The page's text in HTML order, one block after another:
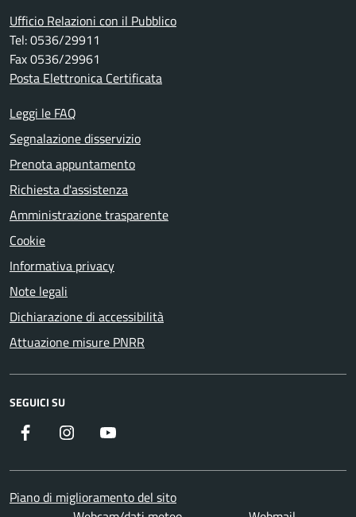
Ufficio Relazioni con il Pubblico
Tel: 0536/29911
Fax 0536/29961
Posta Elettronica Certificata
Leggi le FAQ
Segnalazione disservizio
Prenota appuntamento
Richiesta d'assistenza
Amministrazione trasparente
Cookie
Informativa privacy
Note legali
Dichiarazione di accessibilità
Attuazione misure PNRR
SEGUICI SU
Facebook Instagram
Piano di miglioramento del sito